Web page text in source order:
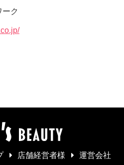
ク
店舗経営者様 運営会社